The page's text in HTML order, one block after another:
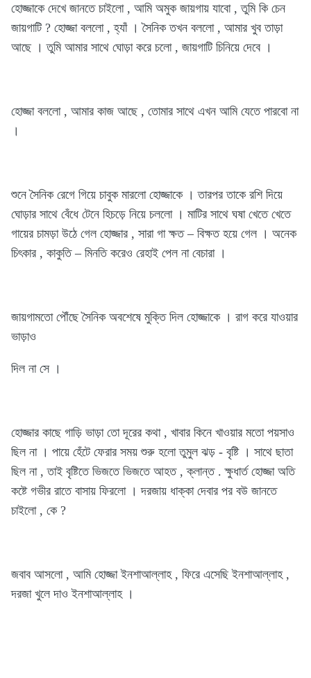
হোজ্জাকে দেখে জানতে চাইলো , আমি অমুক জায়গায় যাবো , তুমি কি চেন
জায়গাটি ? হোজ্জা বললো , হ্যাঁ । সৈনিক তখন বললো , আমার খুব তাড়া
আছে । তুমি আমার সাথে ঘোড়া করে চলো , জায়গাটি চিনিয়ে দেবে ।
হোজ্জা বললো , আমার কাজ আছে , তোমার সাথে এখন আমি যেতে পারবো না
।
শুনে সৈনিক রেগে গিয়ে চাবুক মারলো হোজ্জাকে । তারপর তাকে রশি দিয়ে
ঘোড়ার সাথে বেঁধে টেনে হিচড়ে নিয়ে চললো । মাটির সাথে ঘষা খেতে খেতে
গায়ের চামড়া উঠে গেল হোজ্জার , সারা গা ক্ষত – বিক্ষত হয়ে গেল । অনেক
চিৎকার , কাকুতি – মিনতি করেও রেহাই পেল না বেচারা ।
জায়গামতো পৌঁছে সৈনিক অবশেষে মুক্তি দিল হোজ্জাকে । রাগ করে যাওয়ার
ভাড়াও
দিল না সে ।
হোজ্জার কাছে গাড়ি ভাড়া তো দূরের কথা , খাবার কিনে খাওয়ার মতো পয়সাও
ছিল না । পায়ে হেঁটে ফেরার সময় শুরু হলো তুমুল ঝড় - বৃষ্টি । সাথে ছাতা
ছিল না , তাই বৃষ্টিতে ভিজতে ভিজতে আহত , ক্লান্ত . ক্ষুধার্ত হোজ্জা অতি
কষ্টে গভীর রাতে বাসায় ফিরলো । দরজায় ধাক্কা দেবার পর বউ জানতে
চাইলো , কে ?
জবাব আসলো , আমি হোজ্জা ইনশাআল্লাহ , ফিরে এসেছি ইনশাআল্লাহ ,
দরজা খুলে দাও ইনশাআল্লাহ ।